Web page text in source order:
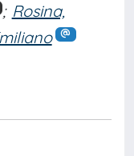
; Rosina,